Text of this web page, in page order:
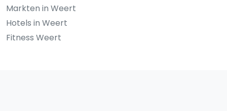
Markten in Weert
Hotels in Weert
Fitness Weert